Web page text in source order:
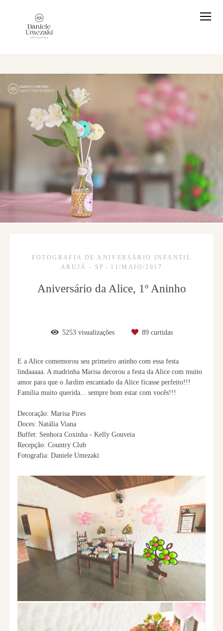
FOTOGRAFIA DE ANIVERSÁRIO INFANTIL
ARUJÁ - SP
11/MAIO/2017
Aniversário da Alice, 1º Aninho
5253visualizações 89curtidas
E a Alice comemorou seu primeiro aninho com essa festa
lindaaaaa. A madrinha Marisa decorou a festa da Alice com muito
amor para que o Jardim encantado da Alice ficasse perfeito!!!
Família muito querida... sempre bom estar com vocês!!!
Decoração: Marisa Pires
Doces: Natália Viana
Buffet: Senhora Coxinha - Kelly Gouveia
Recepção: Country Club
Fotografia: Daniele Umezaki